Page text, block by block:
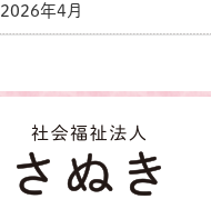
2026年4月